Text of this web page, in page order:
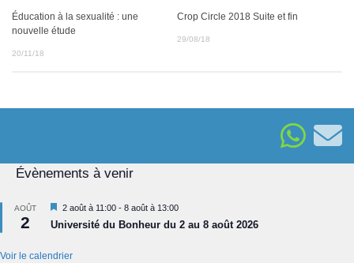
Éducation à la sexualité : une
nouvelle étude
20/11/18
Crop Circle 2018 Suite et fin
29/08/18
Évènements à venir
AOÛT
2
Mis
en
avant
2 août à 11:00 - 8 août à 13:00
Université du Bonheur du 2 au 8 août 2026
Voir le calendrier